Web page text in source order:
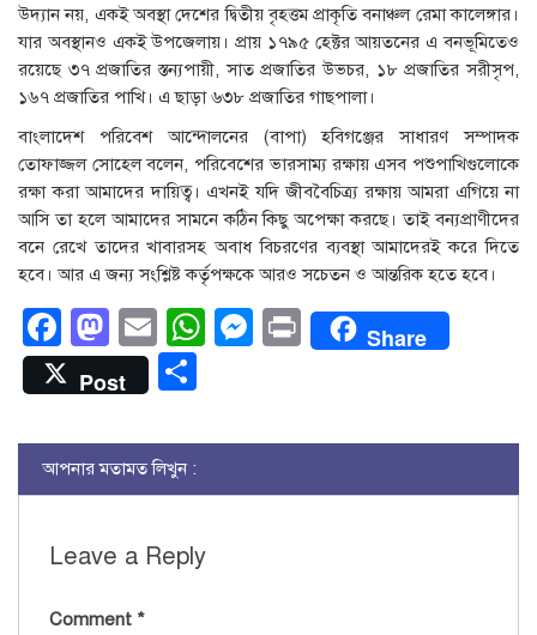
উদ্যান নয়, একই অবস্থা দেশের দ্বিতীয় বৃহত্তম প্রাকৃতি বনাঞ্চল রেমা কালেঙ্গার।
যার অবস্থানও একই উপজেলায়। প্রায় ১৭৯৫ হেক্টর আয়তনের এ বনভূমিতেও
রয়েছে ৩৭ প্রজাতির স্তন্যপায়ী, সাত প্রজাতির উভচর, ১৮ প্রজাতির সরীসৃপ,
১৬৭ প্রজাতির পাখি। এ ছাড়া ৬৩৮ প্রজাতির গাছপালা।
বাংলাদেশ পরিবেশ আন্দোলনের (বাপা) হবিগঞ্জের সাধারণ সম্পাদক
তোফাজ্জল সোহেল বলেন, পরিবেশের ভারসাম্য রক্ষায় এসব পশুপাখিগুলোকে
রক্ষা করা আমাদের দায়িত্ব। এখনই যদি জীববৈচিত্র্য রক্ষায় আমরা এগিয়ে না
আসি তা হলে আমাদের সামনে কঠিন কিছু অপেক্ষা করছে। তাই বন্যপ্রাণীদের
বনে রেখে তাদের খাবারসহ অবাধ বিচরণের ব্যবস্থা আমাদেরই করে দিতে
হবে। আর এ জন্য সংশ্লিষ্ট কর্তৃপক্ষকে আরও সচেতন ও আন্তরিক হতে হবে।
Facebook
Mastodon
EmailWhatsApp
Messenger
PrintShare
Post
আপনার মতামত লিখুন :
Leave a Reply
Comment *